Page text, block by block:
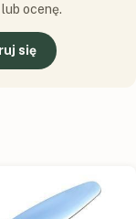
ocenę.
się